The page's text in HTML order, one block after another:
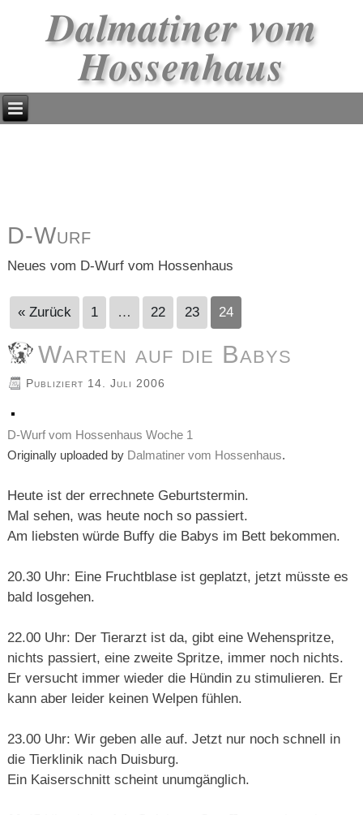
Dalmatiner vom
Hossenhaus
D-Wurf
Neues vom D-Wurf vom Hossenhaus
« Zurück 1 … 22 23 24
Warten auf die Babys
Publiziert 14. Juli 2006
D-Wurf vom Hossenhaus Woche 1
Originally uploaded by Dalmatiner vom Hossenhaus.
Heute ist der errechnete Geburtstermin.
Mal sehen, was heute noch so passiert.
Am liebsten würde Buffy die Babys im Bett bekommen.
20.30 Uhr: Eine Fruchtblase ist geplatzt, jetzt müsste es
bald losgehen.
22.00 Uhr: Der Tierarzt ist da, gibt eine Wehenspritze,
nichts passiert, eine zweite Spritze, immer noch nichts.
Er versucht immer wieder die Hündin zu stimulieren. Er
kann aber leider keinen Welpen fühlen.
23.00 Uhr: Wir geben alle auf. Jetzt nur noch schnell in
die Tierklinik nach Duisburg.
Ein Kaiserschnitt scheint unumgänglich.